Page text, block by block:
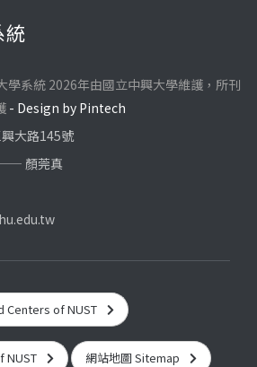
統
系統 2026年由國立中興大學維護，所刊
- Design by Pintech
大路145號
顏莞真
Centers of NUST
NUST 網站地圖 Sitemap